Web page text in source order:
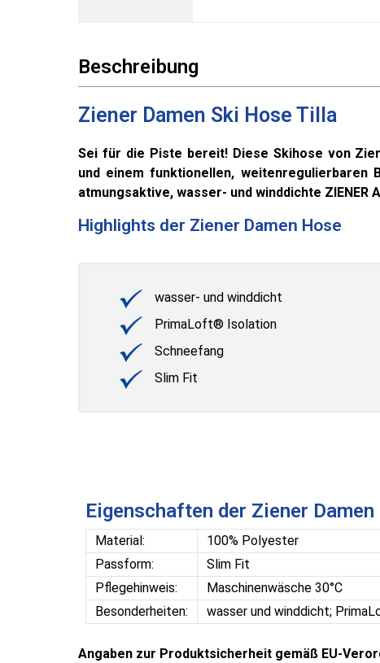
Beschreibung
Ziener Damen Ski Hose Tilla
Sei für die Piste bereit! Diese Skihose von
und einem funktionellen,
atmungsaktive, wasser- und winddichte ZIENER
Highlights der Ziener Damen Hose
wasser- und winddicht
PrimaLoft® Isolation
Schneefang
Slim Fit
Eigenschaften der Ziener Damen
Material:
100% Polyester
Passform:
Slim Fit
Pflegehinweis:
Maschinenwäsche 30°C
Besonderheiten:
wasser und winddicht;
Angaben zur Produktsicherheit gemäß EU-